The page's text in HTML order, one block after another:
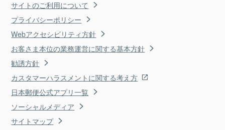
サイトのご利用について
プライバシーポリシー
Webアクセシビリティ方針
お客さま本位の業務運営に関する基本方針
勧誘方針
カスタマーハラスメントに関する考え方
日本郵便公式アプリ一覧
ソーシャルメディア
サイトマップ